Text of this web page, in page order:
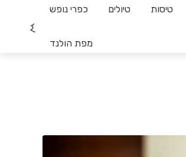
טיסות טיולים כפרי נופש
מפת הולנד